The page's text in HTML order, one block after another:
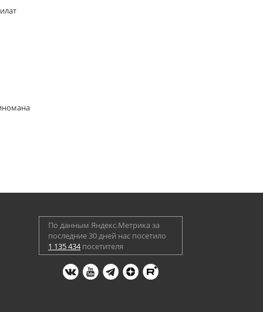
По данным Яндекс.Метрика за
последние 30 дней нас посетило
1 135 434посетителя